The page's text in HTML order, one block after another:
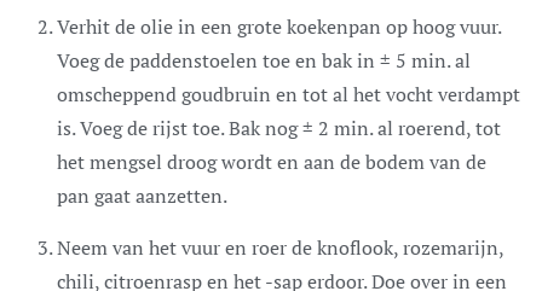
Verhit de olie in een grote koekenpan op hoog vuur.
Voeg de paddenstoelen toe en bak in ± 5 min. al
omscheppend goudbruin en tot al het vocht verdampt
is. Voeg de rijst toe. Bak nog ± 2 min. al roerend, tot
het mengsel droog wordt en aan de bodem van de
pan gaat aanzetten.
Neem van het vuur en roer de knoflook, rozemarijn,
chili, citroenrasp en het -sap erdoor. Doe over in een